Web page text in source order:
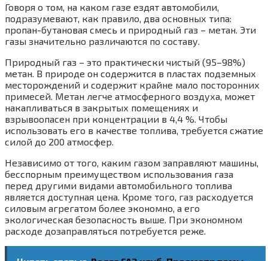
Говоря о том, на каком газе ездят автомобили,
подразумевают, как правило, два основных типа:
пропан-бутановая смесь и природный газ – метан. Эти
газы значительно различаются по составу.
Природный газ – это практически чистый (95–98%)
метан. В природе он содержится в пластах подземных
месторождений и содержит крайне мало посторонних
примесей. Метан легче атмосферного воздуха, может
накапливаться в закрытых помещениях и
взрывоопасен при концентрации в 4,4 %. Чтобы
использовать его в качестве топлива, требуется сжатие
силой до 200 атмосфер.
Независимо от того, каким газом заправляют машины,
бесспорным преимуществом использования газа
перед другими видами автомобильного топлива
является доступная цена. Кроме того, газ расходуется
силовым агрегатом более экономно, а его
экологическая безопасность выше. При экономном
расходе дозаправляться потребуется реже.